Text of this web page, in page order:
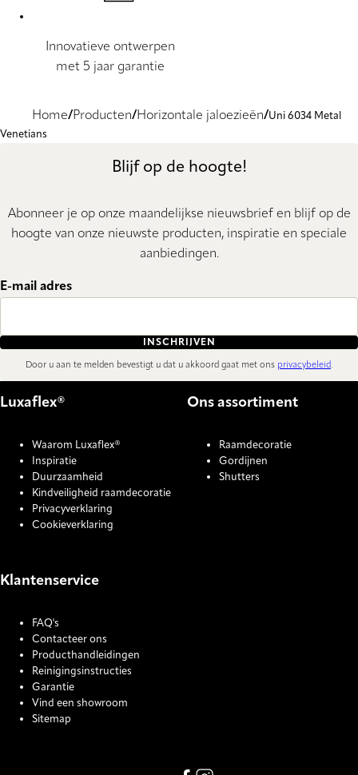
Innovatieve ontwerpen
met 5 jaar garantie
Home Producten Horizontale jaloezieën
Uni 6034 Metal
Venetians
Blijf op de hoogte!
Abonneer je op onze maandelijkse nieuwsbrief en blijf op de
hoogte van onze nieuwste producten, inspiratie en speciale
aanbiedingen.
E-mail adres
INSCHRIJVEN
Door u aan te melden bevestigt u dat u akkoord gaat met ons privacybeleid.
Luxaflex®
Waarom Luxaflex®
Inspiratie
Duurzaamheid
Kindveiligheid raamdecoratie
Privacyverklaring
Cookieverklaring
Ons assortiment
Raamdecoratie
Gordijnen
Shutters
Klantenservice
FAQ's
Contacteer ons
Producthandleidingen
Reinigingsinstructies
Garantie
Vind een showroom
Sitemap